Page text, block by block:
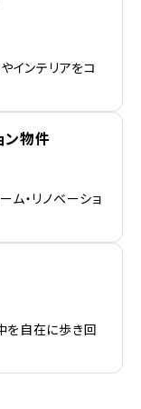
インテリアをコ
ン物件
ム・リノベーショ
を自在に歩き回